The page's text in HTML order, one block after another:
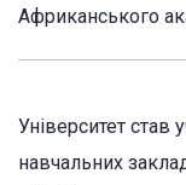
Африканського
Університет став
навчальних